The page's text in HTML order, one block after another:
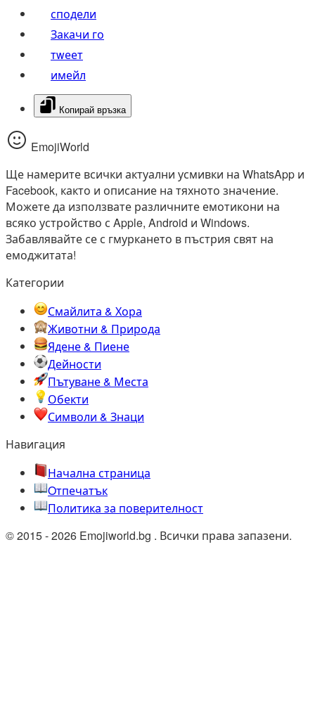
сподели
Закачи го
тwеет
имейл
Копирай връзка
EmojiWorld
Ще намерите всички актуални усмивки на WhatsApp и
Facebook, както и описание на тяхното значение.
Можете да използвате различните емотикони на
всяко устройство с Apple, Android и Windows.
Забавлявайте се с гмуркането в пъстрия свят на
емоджитата!
Категории
Смайлита & Хора
Животни & Природа
Ядене & Пиене
Дейности
Пътуване & Места
Обекти
Символи & Знаци
Навигация
Начална страница
Oтпечатък
Политика за поверителност
© 2015 - 2026 Emojiworld.bg . Всички права запазени.